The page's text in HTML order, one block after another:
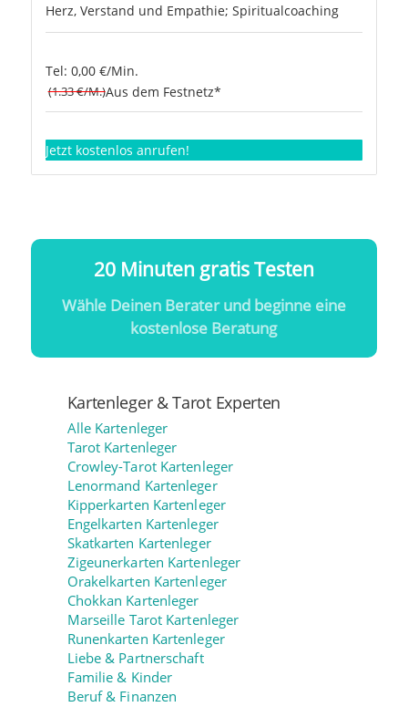
Herz, Verstand und Empathie; Spiritualcoaching
Tel: 0,00 €/Min.
(1.33 €/M.)Aus dem Festnetz*
Jetzt kostenlos anrufen!
20 Minuten gratis Testen
Wähle Deinen Berater und beginne eine
kostenlose Beratung
Kartenleger & Tarot Experten
Alle Kartenleger
Tarot Kartenleger
Crowley-Tarot Kartenleger
Lenormand Kartenleger
Kipperkarten Kartenleger
Engelkarten Kartenleger
Skatkarten Kartenleger
Zigeunerkarten Kartenleger
Orakelkarten Kartenleger
Chokkan Kartenleger
Marseille Tarot Kartenleger
Runenkarten Kartenleger
Liebe & Partnerschaft
Familie & Kinder
Beruf & Finanzen